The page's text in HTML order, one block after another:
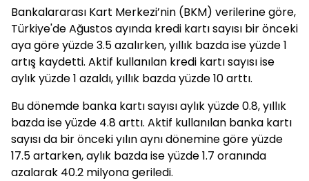
Bankalararası Kart Merkezi’nin (BKM) verilerine göre,
Türkiye'de Ağustos ayında kredi kartı sayısı bir önceki
aya göre yüzde 3.5 azalırken, yıllık bazda ise yüzde 1
artış kaydetti. Aktif kullanılan kredi kartı sayısı ise
aylık yüzde 1 azaldı, yıllık bazda yüzde 10 arttı.
Bu dönemde banka kartı sayısı aylık yüzde 0.8, yıllık
bazda ise yüzde 4.8 arttı. Aktif kullanılan banka kartı
sayısı da bir önceki yılın aynı dönemine göre yüzde
17.5 artarken, aylık bazda ise yüzde 1.7 oranında
azalarak 40.2 milyona geriledi.